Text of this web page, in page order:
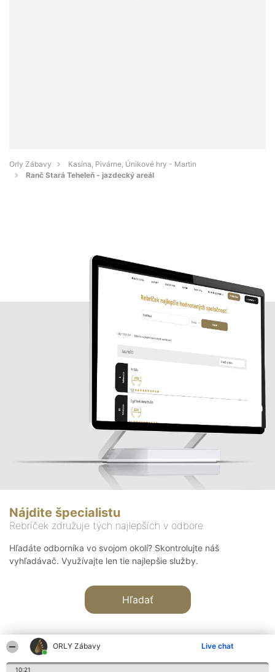
ORLY Zábavy Live chat
10:21
Orly Zábavy
Kasína, Pivárne, Únikové hry - Martin
Ranč Stará Teheleň - jazdecký areál
Nájdite špecialistu
Rebríček združuje tých najlepších v odbore
Hľadáte odborníka vo svojom okolí? Skontrolujte náš
vyhľadávač. Využívajte len tie najlepšie služby.
Hľadať